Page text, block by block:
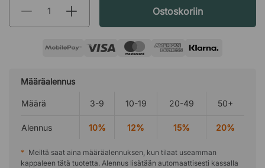
Ostoskoriin
Määräalennus
Määrä 3-9 10-19 20-49 50+
Alennus 10% 12% 15% 20%
* Meiltä saat aina määräalennuksen, kun tilaat useamman
kappaleen tätä tuotetta. Alennus lisätään automaattisesti kassalla